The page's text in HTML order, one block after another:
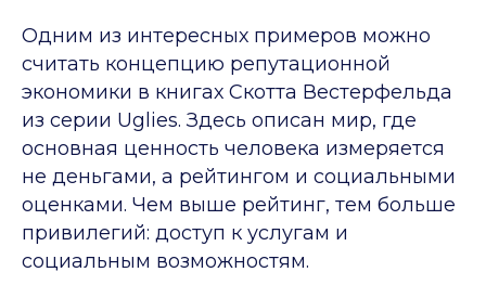
Одним из интересных примеров можно
считать концепцию репутационной
экономики в книгах Скотта Вестерфельда
из серии Uglies. Здесь описан мир, где
основная ценность человека измеряется
не деньгами, а рейтингом и социальными
оценками. Чем выше рейтинг, тем больше
привилегий: доступ к услугам и
социальным возможностям.